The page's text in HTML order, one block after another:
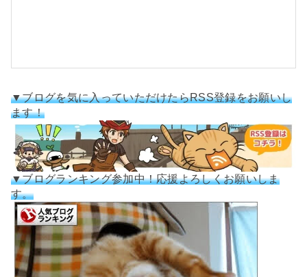
▼ブログを気に入っていただけたらRSS登録をお願いし
ます！
▼ブログランキング参加中！応援よろしくお願いしま
す。